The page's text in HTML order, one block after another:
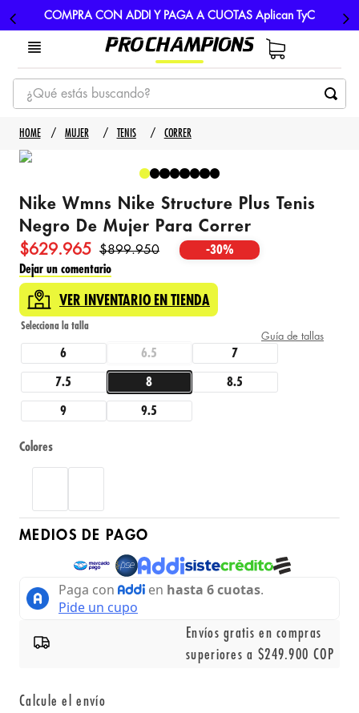
COMPRA CON ADDI Y PAGA A CUOTAS Aplican TyC
¿Qué estás buscando?
TÉRMINOS MÁS BUSCADOS
1
3. nike
4. guayos
5
MUJER TENIS CORRER
Nike Wmns Nike Structure Plus Tenis
Negro De Mujer Para Correr
$629.965 $899.950 -30%
Dejar un comentario
VER INVENTARIO EN TIENDA
Guía de tallas
6 6.5 7
7.5 8 8.5
9 9.5
Colores
MEDIOS DE PAGO
Envíos gratis en compras
superiores a $249.900 COP
Calcule el envío